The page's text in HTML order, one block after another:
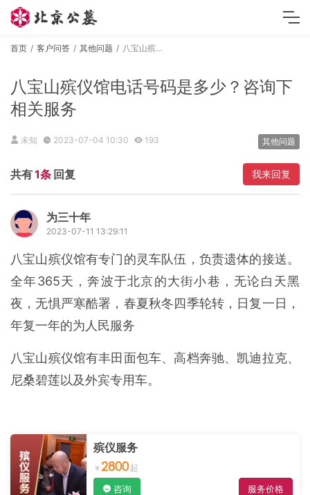
首页 客户问答 其他问题 八宝山殡仪馆电话号码是多少？咨询下相关服务
八宝山殡仪馆电话号码是多少？咨询下
相关服务
未知 2023-07-04 10:30 193 其他问题
共有1条 回复 我来回复
为三十年
2023-07-11 13:29:11
八宝山殡仪馆有专门的灵车队伍，负责遗体的接送。
全年365天，奔波于北京的大街小巷，无论白天黑
夜，无惧严寒酷署，春夏秋冬四季轮转，日复一日，
年复一年的为人民服务
八宝山殡仪馆有丰田面包车、高档奔驰、凯迪拉克、
尼桑碧莲以及外宾专用车。
殡仪服务
2800
咨询 服务价格